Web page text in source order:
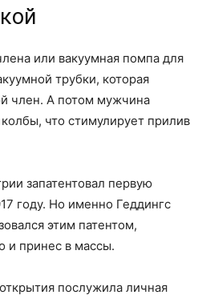
или вакуумная помпа для
трубки, которая
член. А потом мужчина
что стимулирует прилив
запатентовал первую
году. Но именно Геддингс
этим патентом,
и принес в массы.
послужила личная